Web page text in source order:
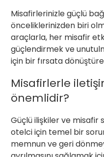
Misafirlerinizle güçlü
önceliklerinizden biri
araçlarla, her misafir
güçlendirmek ve
için bir fırsata
Misafirlerle
önemlidir?
Güçlü ilişkiler ve
otelci için temel bir
memnun ve geri